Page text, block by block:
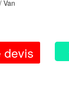
Van
devis